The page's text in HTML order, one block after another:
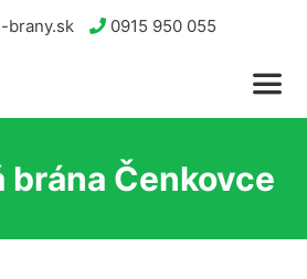
brany.sk 0915 950 055
brána Čenkovce